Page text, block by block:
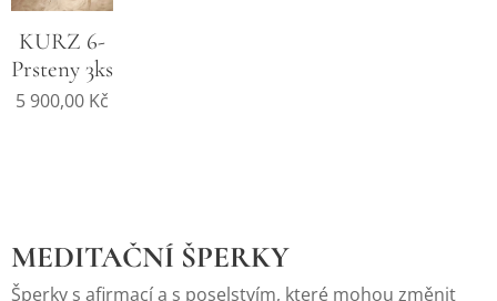
KURZ 6-
Prsteny 3ks
5 900,00 Kč
MEDITAČNÍ ŠPERKY
Šperky s afirmací a s poselstvím, které mohou změnit